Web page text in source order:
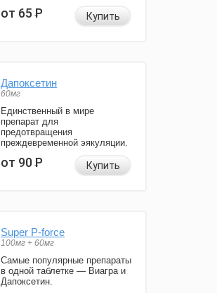
от 65Р Купить
Дапоксетин
60мг
Единственный в мире
препарат для
предотвращения
преждевременной эякуляции.
от 90Р Купить
Super P-force
100мг + 60мг
Самые популярные препараты
в одной таблетке — Виагра и
Дапоксетин.